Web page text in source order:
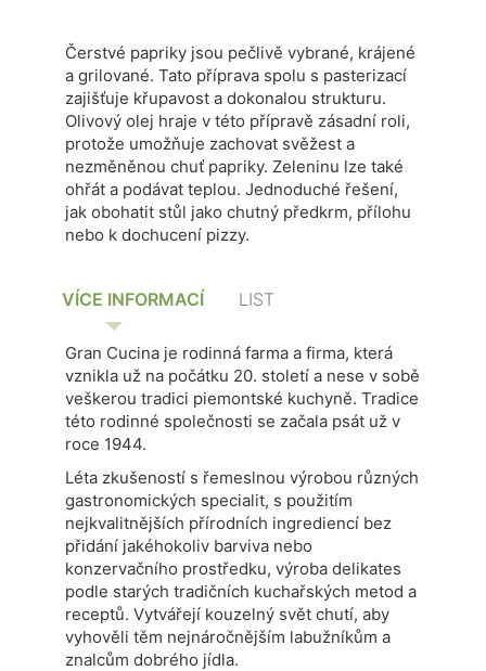
Čerstvé papriky jsou pečlivě vybrané, krájené
a grilované. Tato příprava spolu s pasterizací
zajišťuje křupavost a dokonalou strukturu.
Olivový olej hraje v této přípravě zásadní roli,
protože umožňuje zachovat svěžest a
nezměněnou chuť papriky. Zeleninu lze také
ohřát a podávat teplou. Jednoduché řešení,
jak obohatit stůl jako chutný předkrm, přílohu
nebo k dochucení pizzy.
VÍCE INFORMACÍ LIST
Gran Cucina je rodinná farma a firma, která
vznikla už na počátku 20. století a nese v sobě
veškerou tradici piemontské kuchyně. Tradice
této rodinné společnosti se začala psát už v
roce 1944.
Léta zkušeností s řemeslnou výrobou různých
gastronomických specialit, s použitím
nejkvalitnějších přírodních ingrediencí bez
přidání jakéhokoliv barviva nebo
konzervačního prostředku, výroba delikates
podle starých tradičních kuchařských metod a
receptů. Vytvářejí kouzelný svět chutí, aby
vyhověli těm nejnáročnějším labužníkům a
znalcům dobrého jídla.